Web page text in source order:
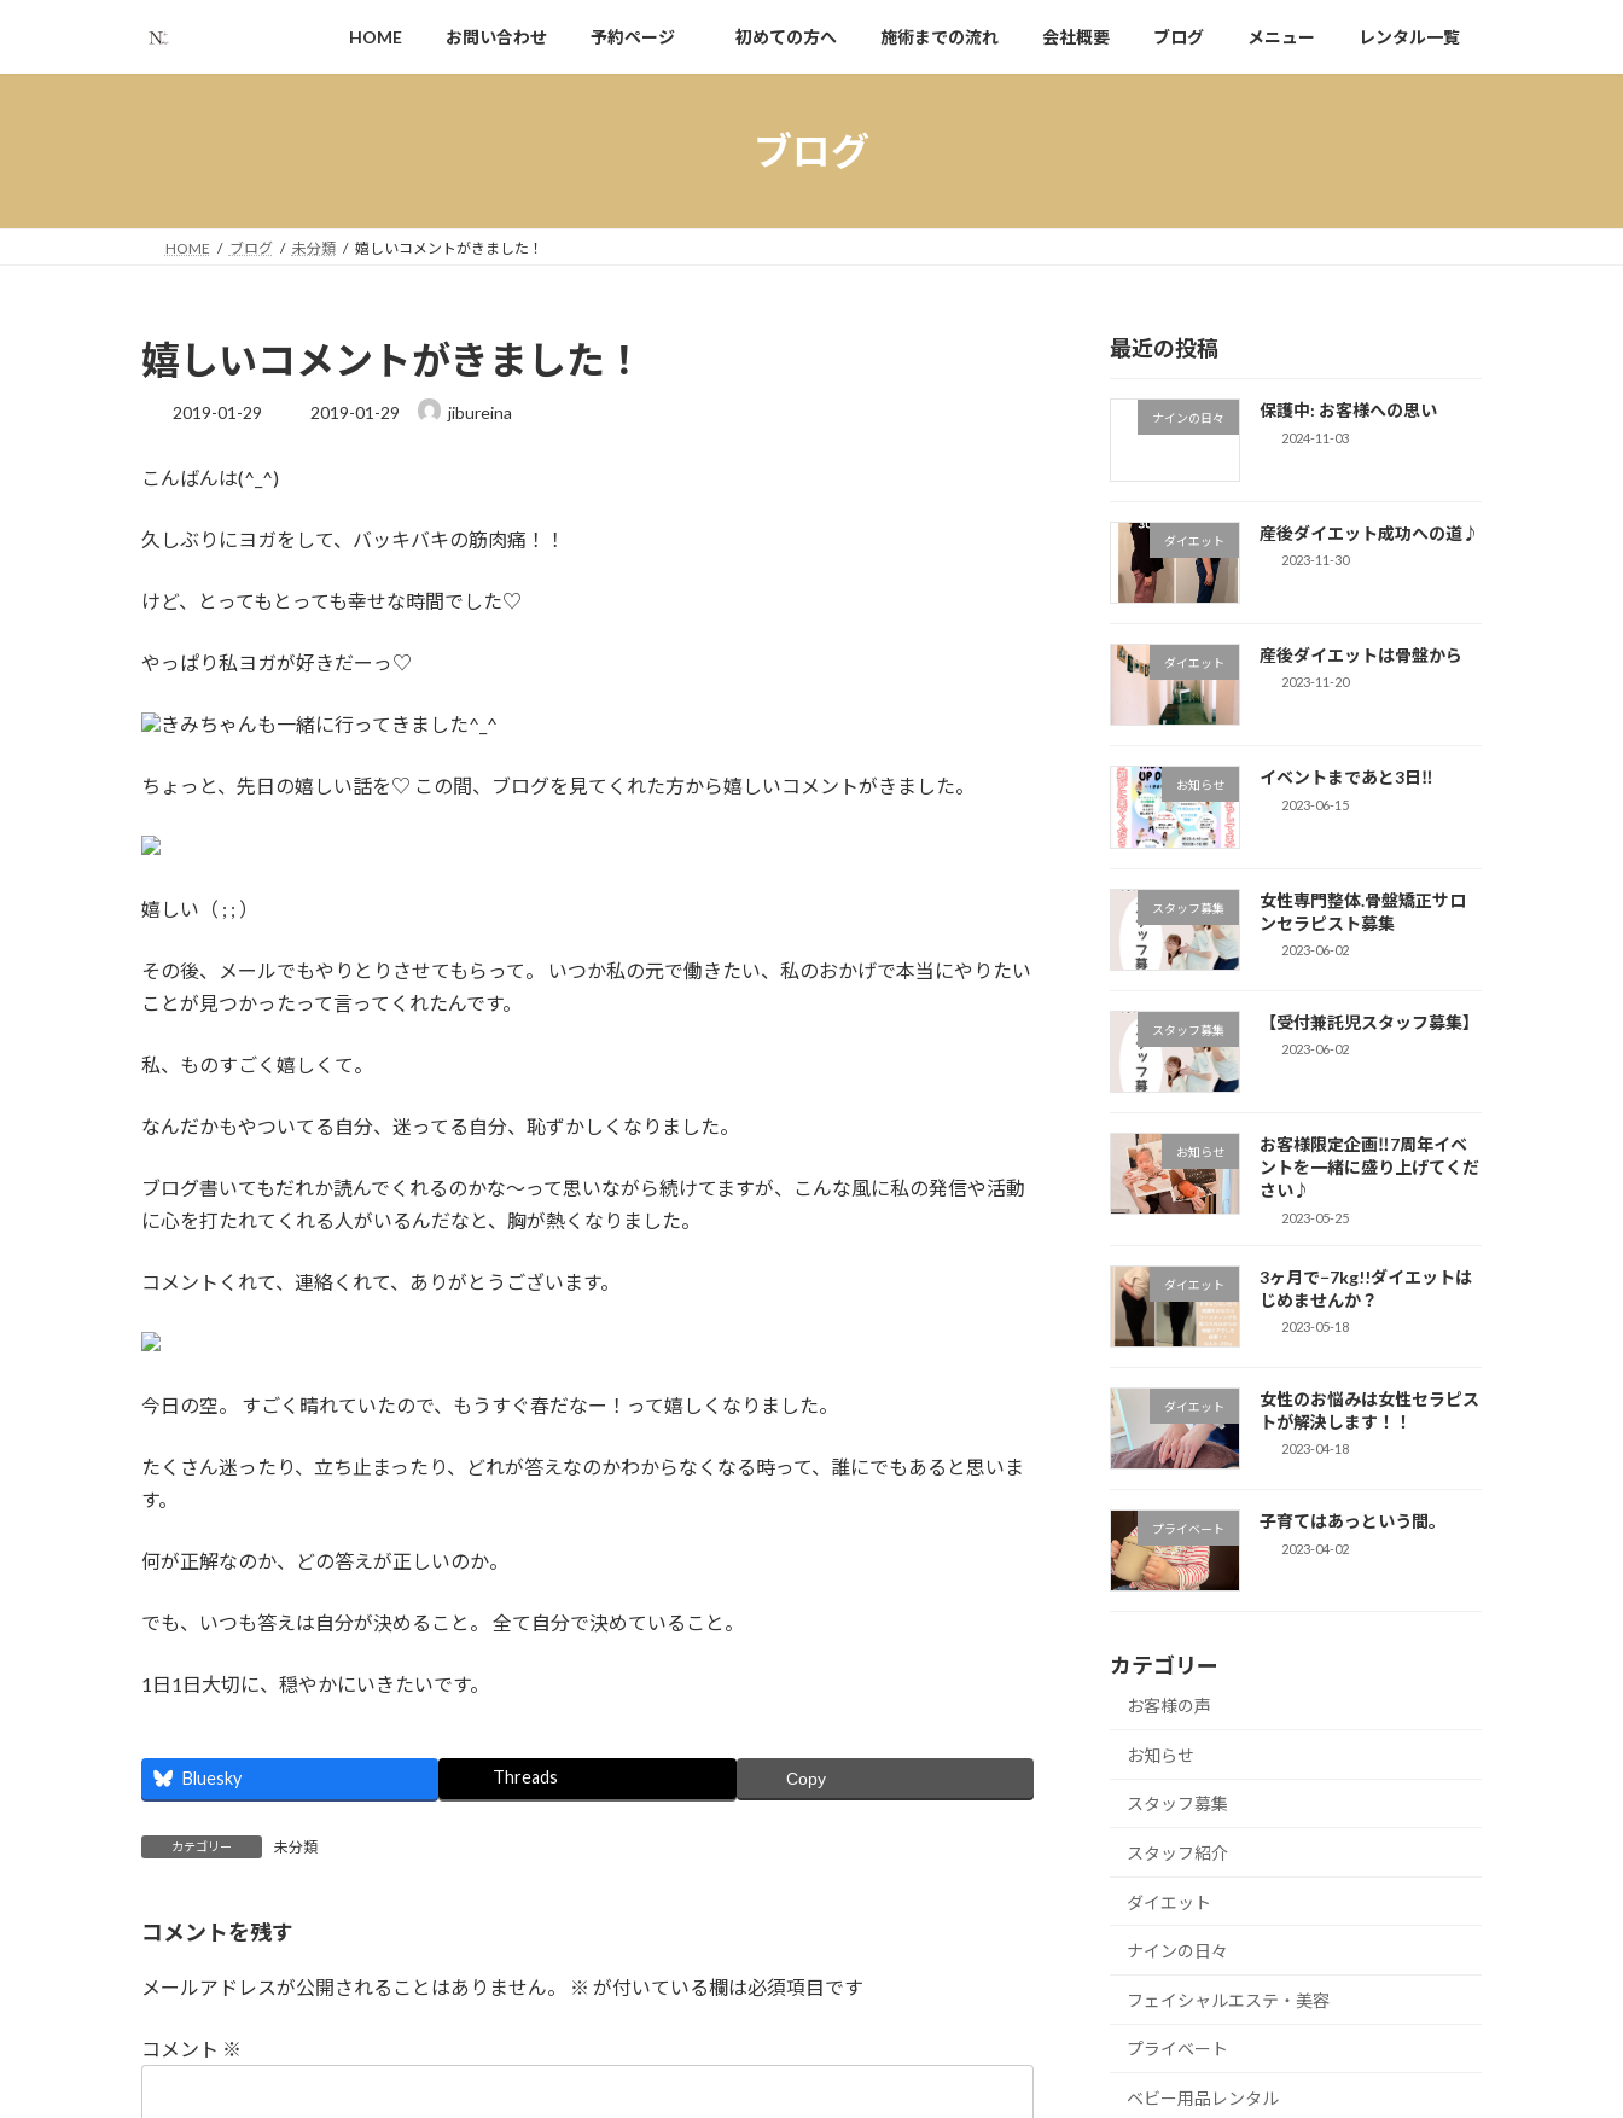
テ
ゲ
HOME お問い合わせ 予約ページ 初めての方へ 施術までの流れ 会社概要 ブログ メニュー レンタル一覧
ブログ
HOME ブログ 未分類 嬉しいコメントがきました！
嬉しいコメントがきました！
2019-01-29
最
:
2019-01-29 jibureina
こんばんは(^_^)
久しぶりにヨガをして、バッキバキの筋肉痛！！
けど、とってもとっても幸せな時間でした♡
やっぱり私ヨガが好きだーっ♡
きみちゃんも一緒に行ってきました^_^
ちょっと、先日の嬉しい話を♡ この間、ブログを見てくれた方から嬉しいコメントがきました。
嬉しい（ ; ; ）
その後、メールでもやりとりさせてもらって。 いつか私の元で働きたい、私のおかげで本当にやりたい
ことが見つかったって言ってくれたんです。
私、ものすごく嬉しくて。
なんだかもやついてる自分、迷ってる自分、恥ずかしくなりました。
ブログ書いてもだれか読んでくれるのかな〜って思いながら続けてますが、こんな風に私の発信や活動
に心を打たれてくれる人がいるんだなと、胸が熱くなりました。
コメントくれて、連絡くれて、ありがとうございます。
今日の空。 すごく晴れていたので、もうすぐ春だなー！って嬉しくなりました。
たくさん迷ったり、立ち止まったり、どれが答えなのかわからなくなる時って、誰にでもあると思いま
す。
何が正解なのか、どの答えが正しいのか。
でも、いつも答えは自分が決めること。 全て自分で決めていること。
1日1日大切に、穏やかにいきたいです。
Bluesky Threads Copy
カテゴリー 未分類
コメントを残す
メールアドレスが公開されることはありません。 ※ が付いている欄は必須項目です
コメント ※
最近の投稿
ナインの日々 保護中: お客様への思い
2024-11-03
ダイエット 産後ダイエット成功への道♪
2023-11-30
ダイエット 産後ダイエットは骨盤から
2023-11-20
お知らせ イベントまであと3日‼︎
2023-06-15
スタッフ募集
女性専門整体.骨盤矯正サロ
ンセラピスト募集
2023-06-02
スタッフ募集 【受付兼託児スタッフ募集】
2023-06-02
お知らせ
お客様限定企画‼︎7周年イベ
ントを一緒に盛り上げてくだ
さい♪
2023-05-25
ダイエット
3ヶ月で−7kg!!ダイエットは
じめませんか？
2023-05-18
ダイエット
女性のお悩みは女性セラピス
トが解決します！！
2023-04-18
プライベート 子育てはあっという間。
2023-04-02
カテゴリー
お客様の声
お知らせ
スタッフ募集
スタッフ紹介
ダイエット
ナインの日々
フェイシャルエステ・美容
プライベート
ベビー用品レンタル